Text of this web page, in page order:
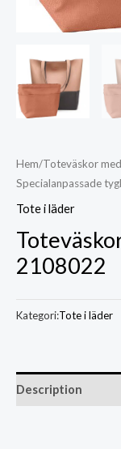
Hem/Toteväskor
Specialanpassade
Tote i läder
2108022
Kategori:Tote i läder
Description